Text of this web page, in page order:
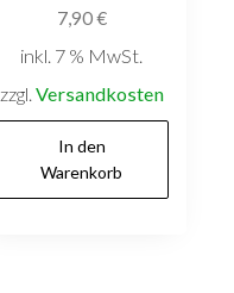
7,90€
inkl. 7 % MwSt.
zzgl. Versandkosten
In den
Warenkorb